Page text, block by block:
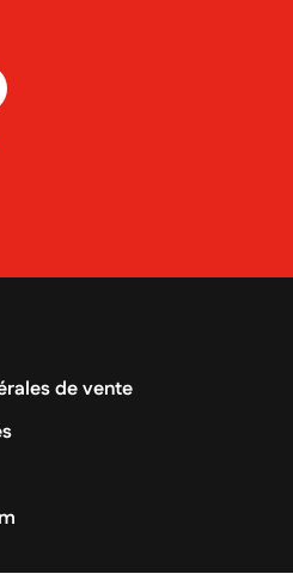
de vente